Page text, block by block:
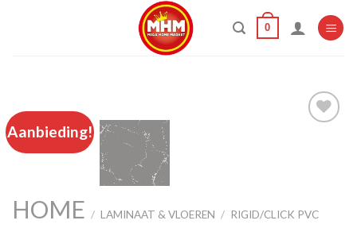
0
Aanbieding!
HOME / LAMINAAT & VLOEREN / RIGID/CLICK PVC